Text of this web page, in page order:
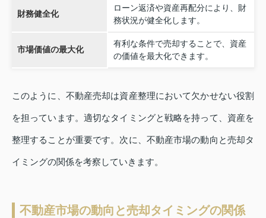
財務健全化
ローン返済や資産再配分により、財
務状況が健全化します。
市場価値の最大化
有利な条件で売却することで、資産
の価値を最大化できます。
このように、不動産売却は資産整理において欠かせない役割
を担っています。適切なタイミングと戦略を持って、資産を
整理することが重要です。次に、不動産市場の動向と売却タ
イミングの関係を考察していきます。
不動産市場の動向と売却タイミングの関係